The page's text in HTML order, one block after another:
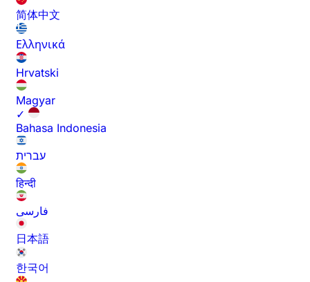
简体中文
Ελληνικά
Hrvatski
Magyar
✓
Bahasa Indonesia
עברית
हिन्दी
فارسی
日本語
한국어